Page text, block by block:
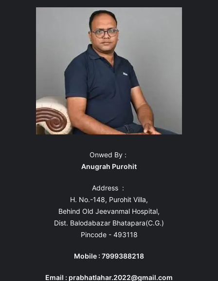
Onwed By :
Anugrah Purohit
Address :
H. No.-148, Purohit Villa,
Behind Old Jeevanmal Hospital,
Dist. Balodabazar Bhatapara(C.G.)
Pincode - 493118
Mobile : 7999388218
Email : prabhatlahar.2022@gmail.com